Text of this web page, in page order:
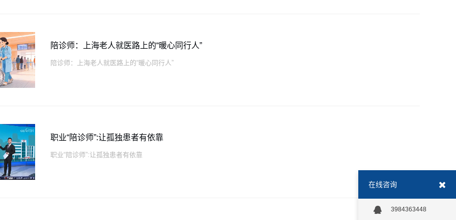
陪诊师：上海老人就医路上的“暖心同行人”
陪诊师：上海老人就医路上的“暖心同行人”
06
职业“陪诊师”:让孤独患者有依靠
职业“陪诊师”:让孤独患者有依靠
在线咨询
3984363448